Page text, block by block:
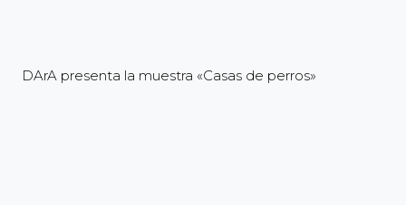
DArA presenta la muestra «Casas de perros»